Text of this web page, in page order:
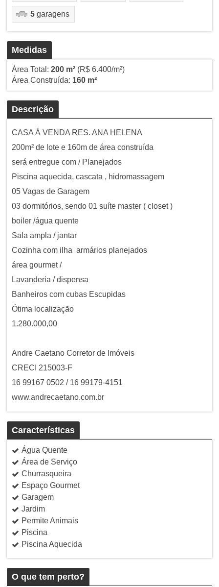
5garagens
Medidas
Área Total: 200 m²(R$ 6.400/m²)
Área Construída: 160 m²
Descrição
CASA Á VENDA RES. ANA HELENA
200m² de lote e 160m de área construída
será entregue com / Planejados
Piscina aquecida, cascata , hidromassagem
05 Vagas de Garagem
03 dormitórios, sendo 01 suíte master ( closet )
boiler /água quente
Sala ampla / jantar
Cozinha com ilha armários planejados
área gourmet /
Lavanderia / dispensa
Banheiros com cubas Escupidas
Ótima localização
1.280.000,00
Andre Caetano Corretor de Imóveis
CRECI 215003-F
16 99167 0502 / 16 99179-4151
www.andrecaetano.com.br
Características
Água Quente
Área de Serviço
Churrasqueira
Espaço Gourmet
Garagem
Jardim
Permite Animais
Piscina
Piscina Aquecida
O que tem perto?